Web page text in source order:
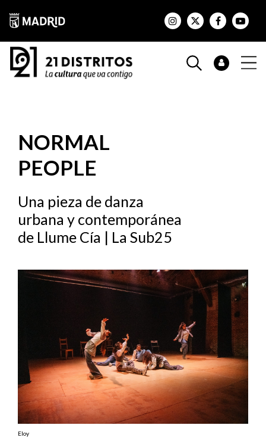
NORMAL
PEOPLE
Una pieza de danza
urbana y contemporánea
de Llume Cía | La Sub25
Eloy